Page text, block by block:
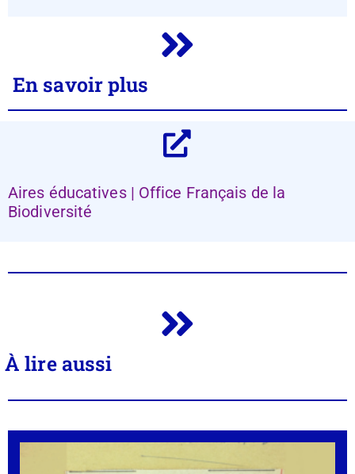
En savoir plus
Aires éducatives | Office Français de la
Biodiversité
À lire aussi